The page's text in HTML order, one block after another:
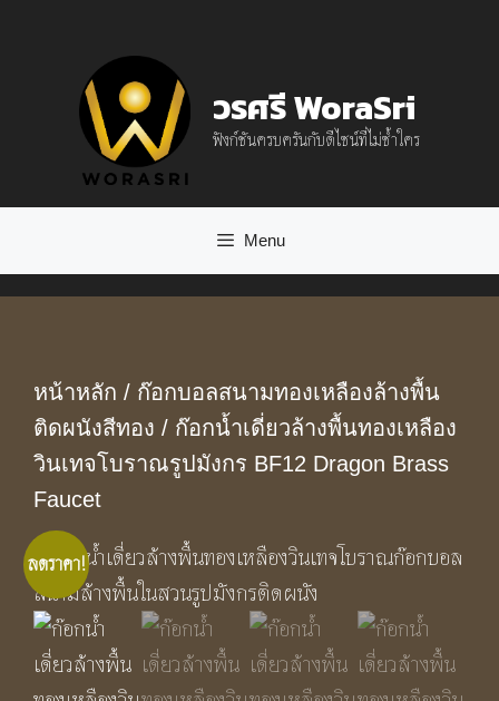
วรศรี WoraSri
ฟังก์ชันครบครันกับดีไซน์ที่ไม่ซ้ำใคร
Menu
หน้าหลัก / ก๊อกบอลสนามทองเหลืองล้างพื้น
ติดผนังสีทอง / ก๊อกน้ำเดี่ยวล้างพื้นทองเหลือง
วินเทจโบราณรูปมังกร BF12 Dragon Brass
Faucet
ลดราคา!